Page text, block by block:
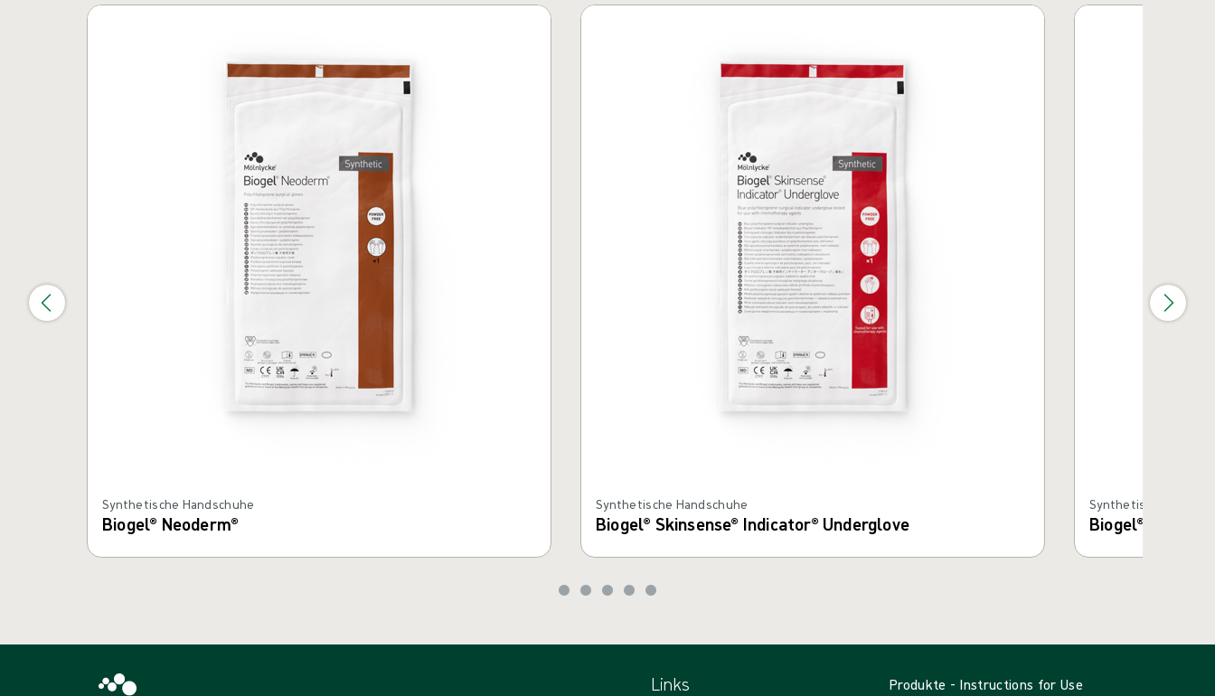
Synthetische Handschuhe
Biogel® Neoderm®
Synthetische Handschuhe
Biogel® Skinsense® Indicator® Underglove
Synthetische
Biogel® PI
Links
Produkte - Instructions for Use